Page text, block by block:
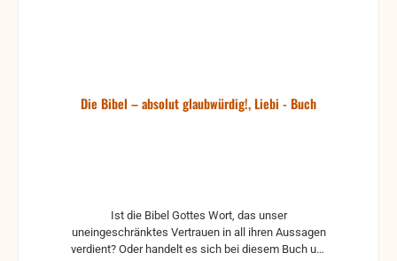
Die Bibel – absolut glaubwürdig!, Liebi - Buch
Ist die Bibel Gottes Wort, das unser
uneingeschränktes Vertrauen in all ihren Aussagen
verdient? Oder handelt es sich bei diesem Buch um